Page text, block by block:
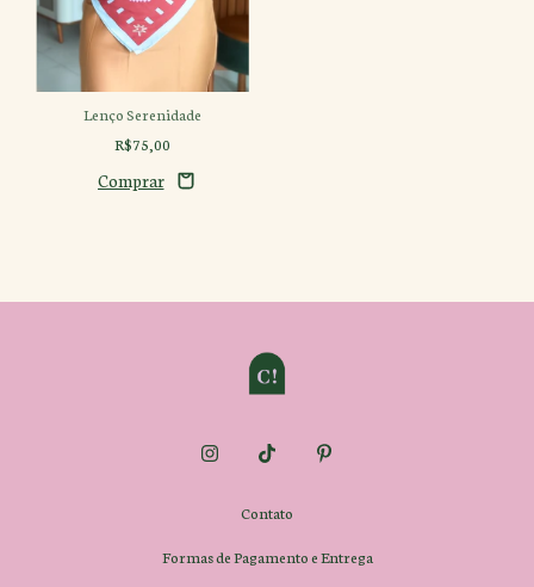
Lenço Serenidade
R$75,00
Contato
Formas de Pagamento e Entrega